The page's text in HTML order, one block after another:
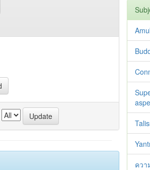
ควา